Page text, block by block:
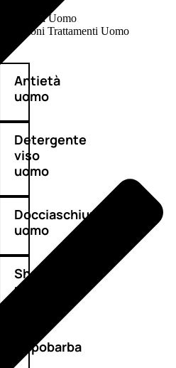
Deodoranti Uomo
Confezioni Trattamenti Uomo
Antietà
uomo
Detergente
viso
uomo
Docciaschiuma
uomo
Shampoo
uomo
Dopobarba